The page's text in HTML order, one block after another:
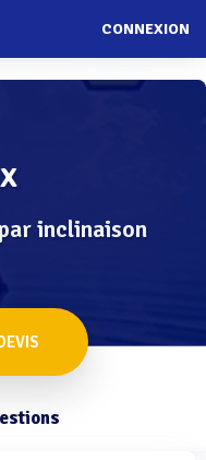
CONNEXION
inclinaison